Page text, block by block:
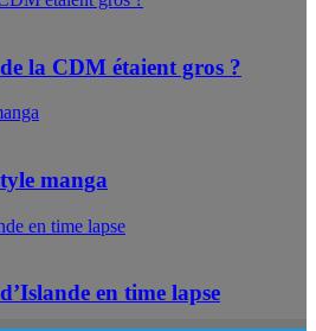
la CDM étaient gros ?
manga
en time lapse
en time lapse